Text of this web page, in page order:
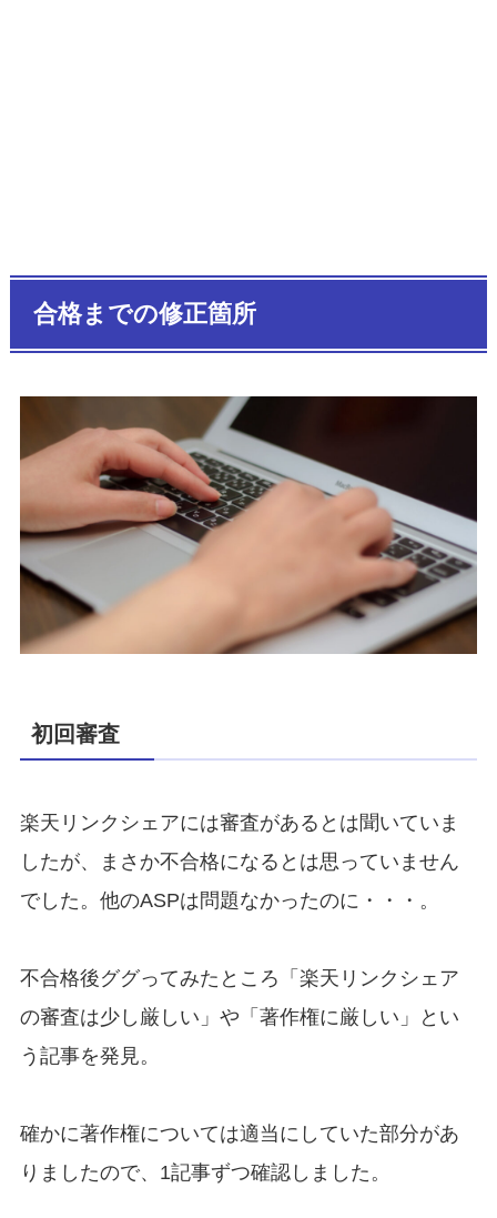
合格までの修正箇所
初回審査
楽天リンクシェアには審査があるとは聞いていま
したが、まさか不合格になるとは思っていません
でした。他のASPは問題なかったのに・・・。
不合格後ググってみたところ 「楽天リンクシェア
の審査は少し厳しい」 や 「著作権に厳しい」
とい
う記事を発見。
確かに著作権については適当にしていた部分があ
りましたので、1記事ずつ確認しました。